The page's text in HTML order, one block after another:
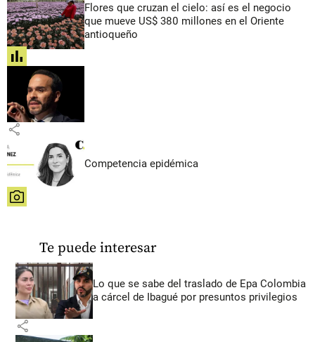
Flores que cruzan el cielo: así es el negocio
que mueve US$ 380 millones en el Oriente
antioqueño
share
share
Competencia epidémica
share
Te puede interesar
Lo que se sabe del traslado de Epa Colombia
a cárcel de Ibagué por presuntos privilegios
share